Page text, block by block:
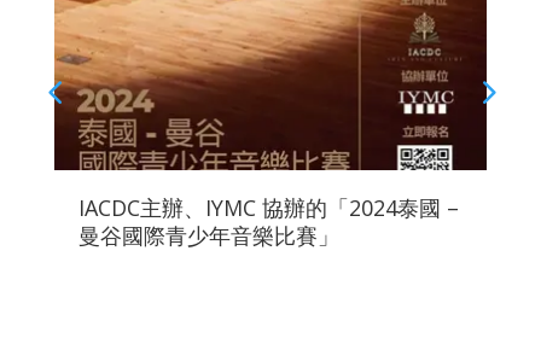
IACDC主辦、IYMC 協辦的「2024泰國 –
曼谷國際青少年音樂比賽」